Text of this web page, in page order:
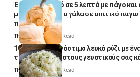
Έτοιμο παγωτό σε 5 λεπτά με πάγο και
μετατρέψετε το γάλα σε σπιτικό
παγωτομηχανή
Thali Ombre 4 Min Read
10 φορές ποιο νόστιμο λευκό ρύζι με
το απογειώσει στους γευστικούς σας
Thali Ombre4 Min Read